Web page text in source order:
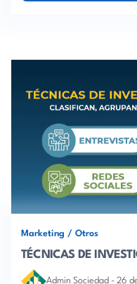
Marketing / Otros
TÉCNICAS DE
Admin Sociedad - 26